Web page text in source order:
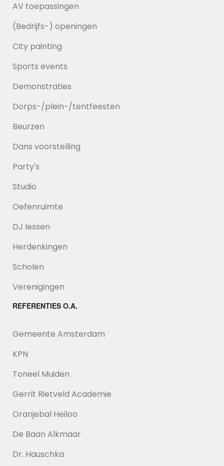
AV toepassingen
(Bedrijfs-) openingen
City painting
Sports events
Demonstraties
Dorps-/plein-/tentfeesten
Beurzen
Dans voorstelling
Party's
Studio
Oefenruimte
DJ lessen
Herdenkingen
Scholen
Verenigingen
REFERENTIES O.A.
Gemeente Amsterdam
KPN
Toneel Muiden
Gerrit Rietveld Academie
Oranjebal Heiloo
De Baan Alkmaar
Dr. Hauschka